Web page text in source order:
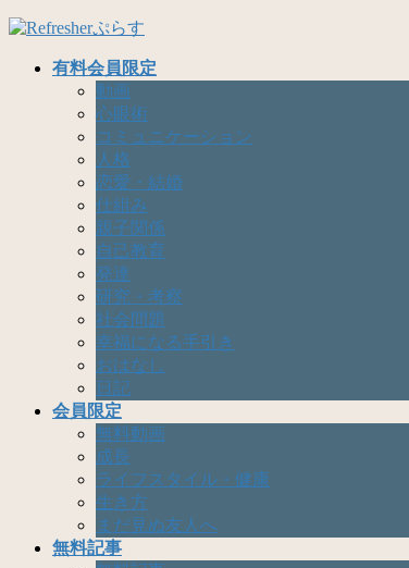
コ
ナ
有料会員限定
動画
心眼術
コミュニケーション
人格
恋愛・結婚
仕組み
親子関係
自己教育
発達
研究・考察
社会問題
幸福になる手引き
おはなし
日記
会員限定
無料動画
成長
ライフスタイル・健康
生き方
まだ見ぬ友人へ
無料記事